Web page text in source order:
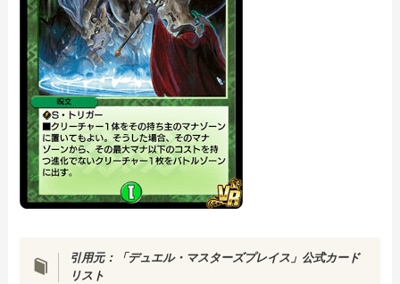
引用元：「デュエル・マスターズプレイス」公式カード
リスト